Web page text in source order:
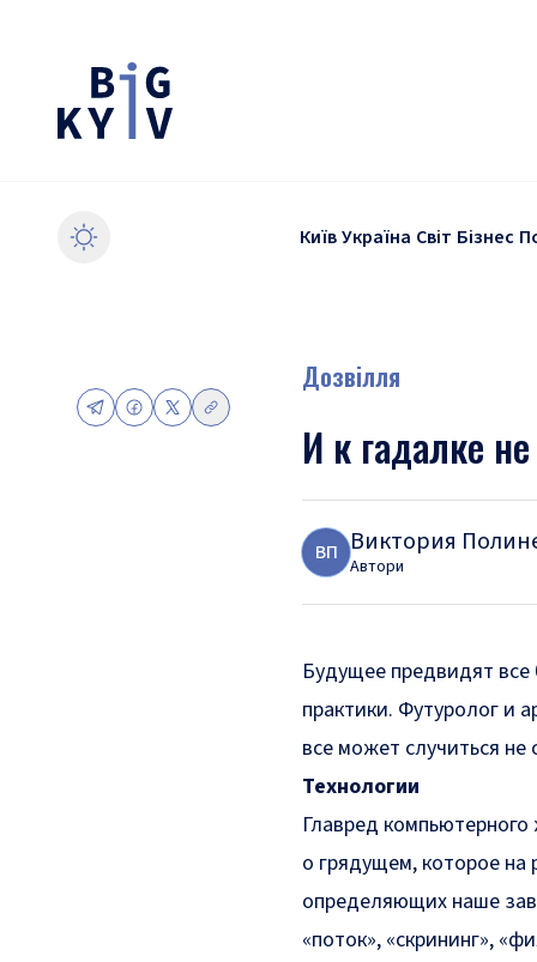
КиївУкраїна Світ Бізнес
Дозвілля
И к гадалке
ВП Виктория
Автори
Будущее предвидят
практики. Футуролог и
все может случиться
Технологии
Главред
о грядущем, которое на
определяющих наше
«поток», «скрининг»,